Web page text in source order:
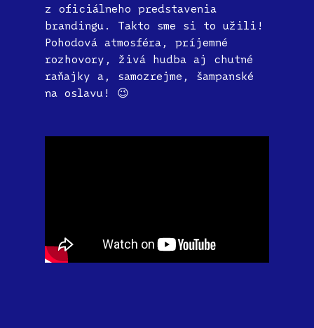
z oficiálneho predstavenia
brandingu. Takto sme si to užili!
Pohodová atmosféra, príjemné
rozhovory, živá hudba aj chutné
raňajky a, samozrejme, šampanské
na oslavu! 😉